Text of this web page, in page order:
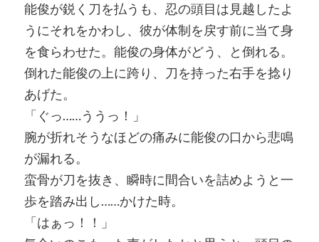
能俊が鋭く刀を払うも、忍の頭目は見越したよ
うにそれをかわし、彼が体制を戻す前に当て身
を食らわせた。能俊の身体がどう、と倒れる。
倒れた能俊の上に跨り、刀を持った右手を捻り
あげた。
「ぐっ……ううっ！」
腕が折れそうなほどの痛みに能俊の口から悲鳴
が漏れる。
蛮骨が刀を抜き、瞬時に間合いを詰めようと一
歩を踏み出し……かけた時。
「はぁっ！！」